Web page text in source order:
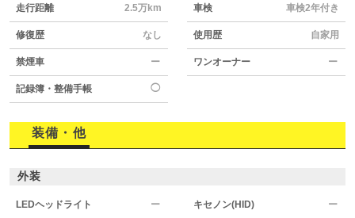
走行距離 2.5万km 車検 車検2年付き
修復歴 なし 使用歴 自家用
禁煙車 ー ワンオーナー ー
記録簿・整備手帳 ◯
装備・他
外装
LEDヘッドライト ー キセノン(HID) ー